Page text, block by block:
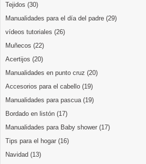
Tejidos (30)
Manualidades para el día del padre (29)
vídeos tutoriales (26)
Muñecos (22)
Acertijos (20)
Manualidades en punto cruz (20)
Accesorios para el cabello (19)
Manualidades para pascua (19)
Bordado en listón (17)
Manualidades para Baby shower (17)
Tips para el hogar (16)
Navidad (13)